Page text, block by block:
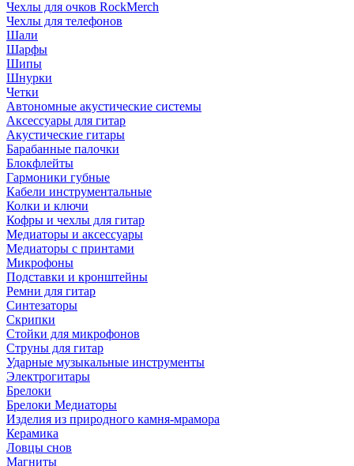
Чехлы для очков RockMerch
Чехлы для телефонов
Шали
Шарфы
Шипы
Шнурки
Четки
Автономные акустические системы
Аксессуары для гитар
Акустические гитары
Барабанные палочки
Блокфлейты
Гармоники губные
Кабели инструментальные
Колки и ключи
Кофры и чехлы для гитар
Медиаторы и аксессуары
Медиаторы с принтами
Микрофоны
Подставки и кронштейны
Ремни для гитар
Синтезаторы
Скрипки
Стойки для микрофонов
Струны для гитар
Ударные музыкальные инструменты
Электрогитары
Брелоки
Брелоки Медиаторы
Изделия из природного камня-мрамора
Керамика
Ловцы снов
Магниты